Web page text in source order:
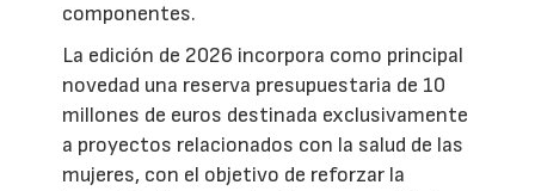
componentes.
La edición de 2026 incorpora como principal
novedad una reserva presupuestaria de 10
millones de euros destinada exclusivamente
a proyectos relacionados con la salud de las
mujeres, con el objetivo de reforzar la